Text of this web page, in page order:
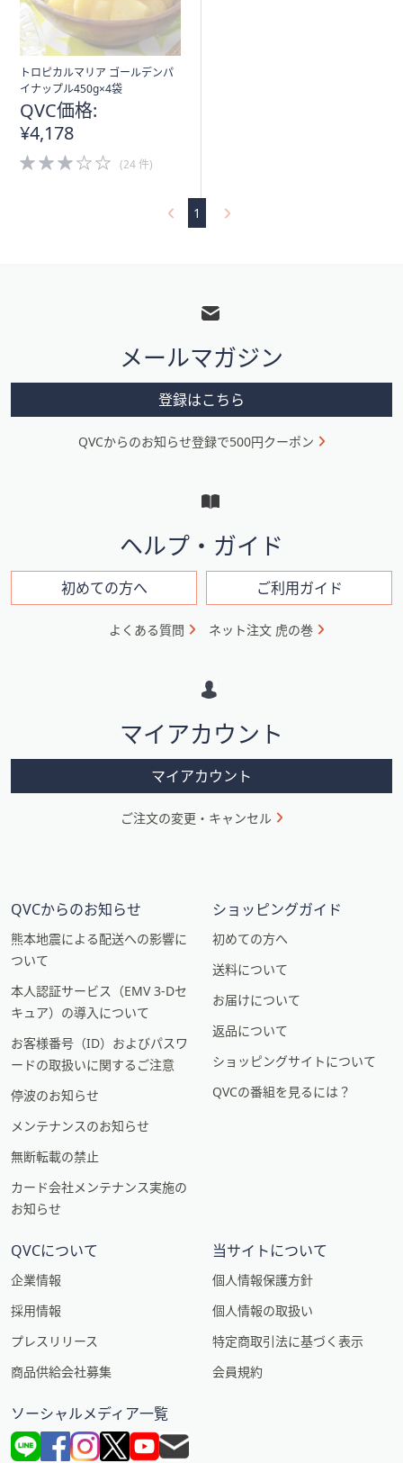
トロピカルマリア ゴールデンパ
イナップル450g×4袋
QVC価格:
¥4,178
3.0
of
(24 件)
1
メ
ニ
ン
ン
メールマガジン
登録はこちら
QVCからのお知らせ登録で500円クーポン
ヘルプ・ガイド
初めての方へ ご利用ガイド
よくある質問 ネット注文 虎の巻
マイアカウント
マイアカウント
ご注文の変更・キャンセル
QVCからのお知らせ
熊本地震による配送への影響に
ついて
本人認証サービス（EMV 3-Dセ
キュア）の導入について
お客様番号（ID）およびパスワ
ードの取扱いに関するご注意
停波のお知らせ
メンテナンスのお知らせ
無断転載の禁止
カード会社メンテナンス実施の
お知らせ
ショッピングガイド
初めての方へ
送料について
お届けについて
返品について
ショッピングサイトについて
QVCの番組を見るには？
QVCについて
企業情報
採用情報
プレスリリース
商品供給会社募集
当サイトについて
個人情報保護方針
個人情報の取扱い
特定商取引法に基づく表示
会員規約
ソーシャルメディア一覧